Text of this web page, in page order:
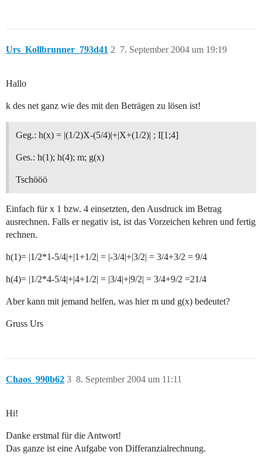
Urs_Kollbrunner_793d41 7. September 2004 um 19:19
2
Hallo
k des net ganz wie des mit den Beträgen zu lösen ist!
Geg.: h(x) = |(1/2)X-(5/4)|+|X+(1/2)| ; I[1;4]
Ges.: h(1); h(4); m; g(x)
Tschööö
Einfach für x 1 bzw. 4 einsetzten, den Ausdruck im Betrag
ausrechnen. Falls er negativ ist, ist das Vorzeichen kehren und fertig
rechnen.
h(1)= |1/2*1-5/4|+|1+1/2| = |-3/4|+|3/2| = 3/4+3/2 = 9/4
h(4)= |1/2*4-5/4|+|4+1/2| = |3/4|+|9/2| = 3/4+9/2 =21/4
Aber kann mit jemand helfen, was hier m und g(x) bedeutet?
Gruss Urs
Chaos_990b62 8. September 2004 um 11:11
3
Hi!
Danke erstmal für die Antwort!
Das ganze ist eine Aufgabe von Differanzialrechnung.